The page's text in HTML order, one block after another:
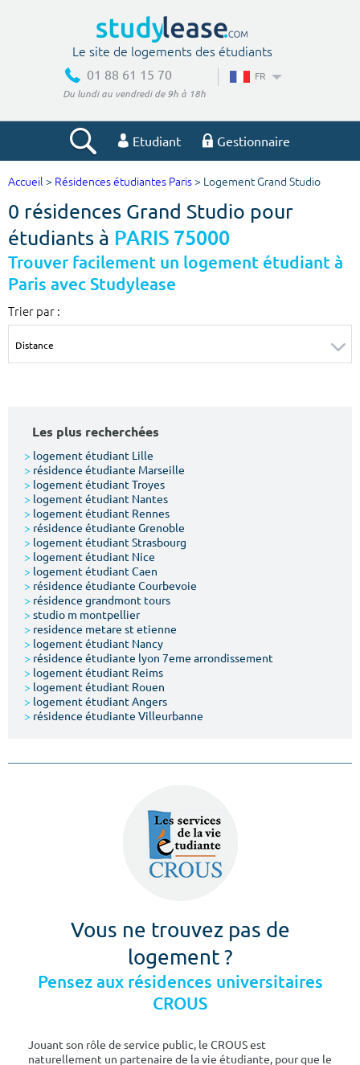
Le site de logements des étudiants
01 88 61 15 70
Du lundi au vendredi de 9h à 18h
FR
Etudiant Gestionnaire
Votre recherche
Ville, école
Type de location
Votre date d'entrée
Accueil > Résidences étudiantes Paris > Logement Grand Studio
0 résidences Grand Studio pour
étudiants à PARIS 75000
Trouver facilement un logement étudiant à
Paris avec Studylease
Trier par :
Les plus recherchées
> logement étudiant Lille
> résidence étudiante Marseille
> logement étudiant Troyes
> logement étudiant Nantes
> logement étudiant Rennes
> résidence étudiante Grenoble
> logement étudiant Strasbourg
> logement étudiant Nice
> logement étudiant Caen
> résidence étudiante Courbevoie
> résidence grandmont tours
> studio m montpellier
> residence metare st etienne
> logement étudiant Nancy
> résidence étudiante lyon 7eme arrondissement
> logement étudiant Reims
> logement étudiant Rouen
> logement étudiant Angers
> résidence étudiante Villeurbanne
Vous ne trouvez pas de
logement ?
Pensez aux résidences universitaires
CROUS
Jouant son rôle de service public, le CROUS est
naturellement un partenaire de la vie étudiante, pour que le